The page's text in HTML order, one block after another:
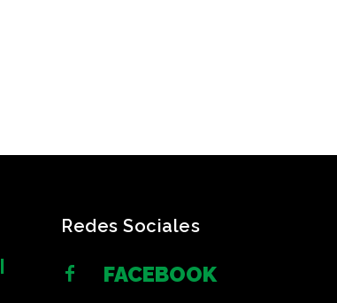
Redes Sociales
FACEBOOK